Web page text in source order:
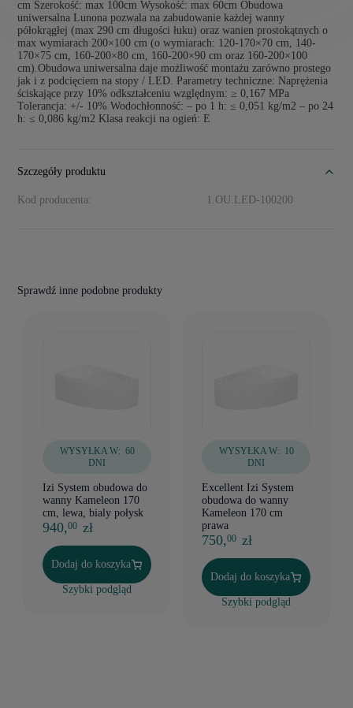
cm Szerokość: max 100cm Wysokość: max 60cm Obudowa
uniwersalna Lunona pozwala na zabudowanie każdej wanny
półokrągłej (max 290 cm długości łuku) oraz wanien prostokątnych o
max wymiarach 200×100 cm (o wymiarach: 120-170×70 cm, 140-
170×75 cm, 160-200×80 cm, 160-200×90 cm oraz 160-200×100
cm).Obudowa uniwersalna daje możliwość montażu zarówno prostego
jak i z podcięciem na stopy / LED. Parametry techniczne: Naprężenia
ściskające przy 10% odkształceniu względnym: ≥ 0,167 MPa
Tolerancja: +/- 10% Wodochłonność: – po 1 h: ≤ 0,051 kg/m2 – po 24
h: ≤ 0,086 kg/m2 Klasa reakcji na ogień: E
Szczegóły produktu
Kod producenta: 1.OU.LED-100200
Sprawdź inne podobne produkty
WYSYŁKA W: 60
DNI
Izi System obudowa do
wanny Kameleon 170
cm, lewa, bialy połysk
940,00 zł
Dodaj do koszyka
Szybki podgląd
WYSYŁKA W: 10
DNI
Excellent Izi System
obudowa do wanny
Kameleon 170 cm
prawa
750,00 zł
Dodaj do koszyka
Szybki podgląd